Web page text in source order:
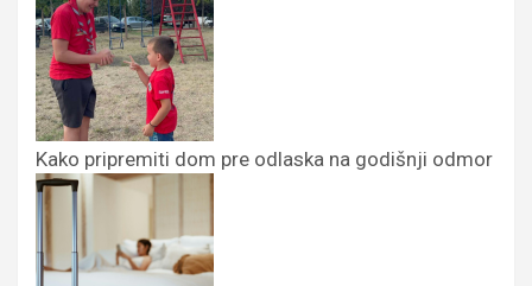
Kako pripremiti dom pre odlaska na godišnji odmor